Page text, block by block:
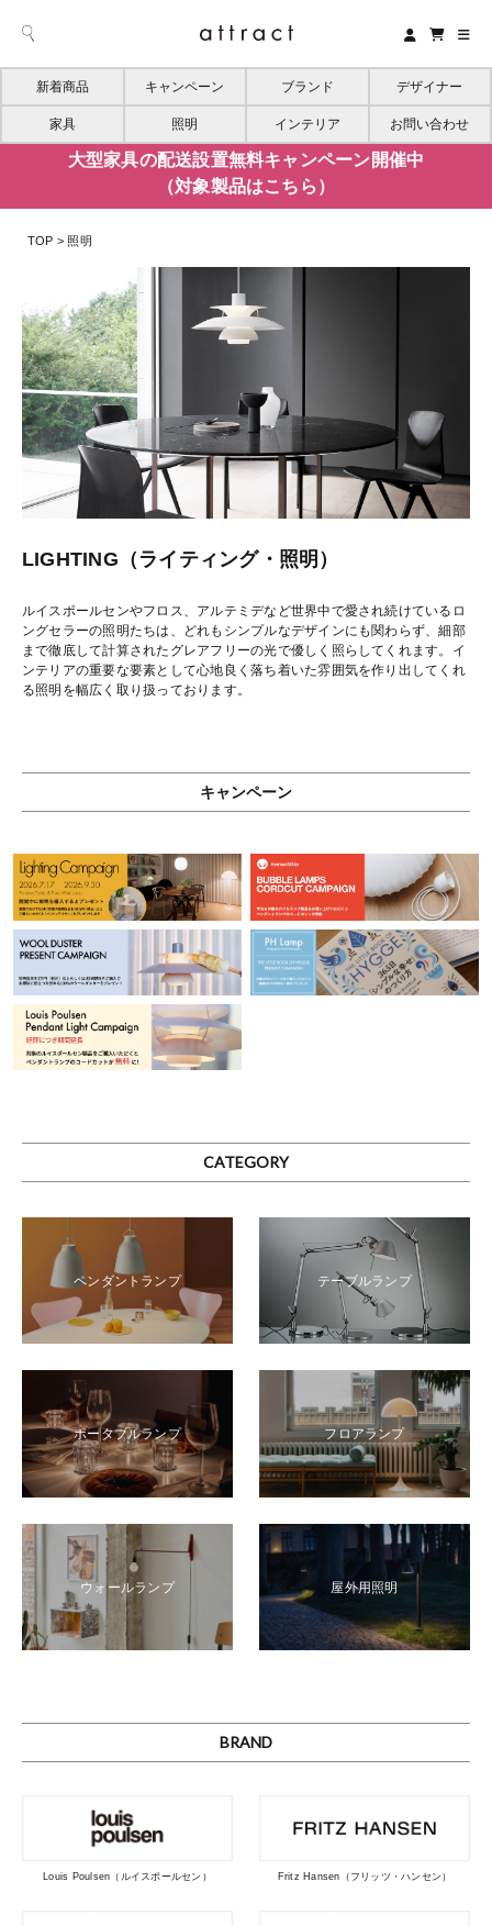
新着商品 キャンペーン ブランド デザイナー
家具 照明 インテリア お問い合わせ
大型家具の配送設置無料キャンペーン開催中
（対象製品はこちら）
TOP 照明
LIGHTING（ライティング・照明）
ルイスポールセンやフロス、アルテミデなど世界中で愛され続けているロ
ングセラーの照明たちは、どれもシンプルなデザインにも関わらず、細部
まで徹底して計算されたグレアフリーの光で優しく照らしてくれます。イ
ンテリアの重要な要素として心地良く落ち着いた雰囲気を作り出してくれ
る照明を幅広く取り扱っております。
キャンペーン
CATEGORY
ペンダントランプ テーブルランプ
ポータブルランプ フロアランプ
ウォールランプ 屋外用照明
BRAND
Louis Poulsen（ルイスポールセン） Fritz Hansen（フリッツ・ハンセン）